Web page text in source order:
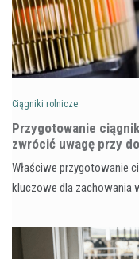
Ciągniki rolnicze
Przygotowanie
zwrócić uwagę przy
Właściwe przygotowanie
kluczowe dla zachowania